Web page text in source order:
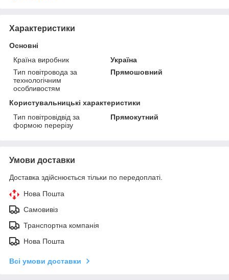
Характеристики
Основні
Країна виробник
Україна
Тип повітровода за
технологічним
особливостям
Прямошовний
Користувальницькі характеристики
Тип повітровідвід за
формою перерізу
Прямокутний
Умови доставки
Доставка здійснюється тільки по передоплаті.
Нова Пошта
Самовивіз
Транспортна компанія
Нова Пошта
Всі умови доставки